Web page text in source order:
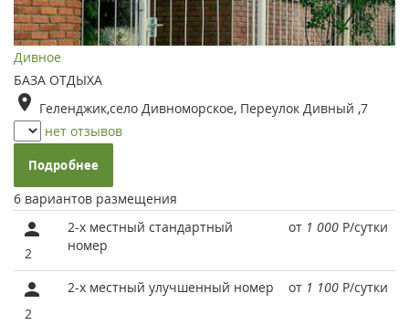
Дивное
БАЗА ОТДЫХА
Геленджик,село Дивноморское, Переулок Дивный ,7
нет отзывов
Подробнее
6 вариантов размещения
2
2-х местный стандартный
номер
от 1 000 Р/сутки
2
2-х местный улучшенный номер от 1 100 Р/сутки